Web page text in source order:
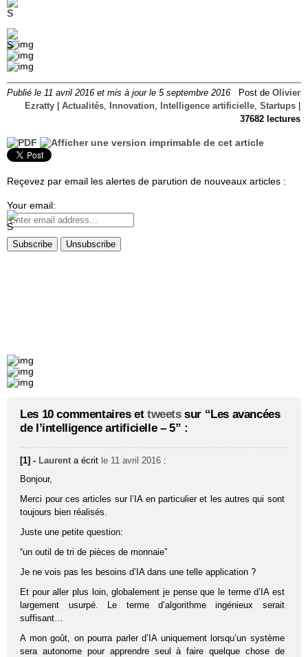
Publié le 11 avril 2016 et mis à jour le 5 septembre 2016 Post de Olivier
Ezratty
Actualités Innovation Intelligence artificielle Startups
37682 lectures
Reçevez par email les alertes de parution de nouveaux articles :
Your email:
Les 10 commentaires et tweetssur “Les avancées
de l’intelligence artificielle – 5” :
[1] - Laurent a écrit le 11 avril 2016 :
Bonjour,
Merci pour ces articles sur l’IA en particulier et les autres qui sont
toujours bien réalisés.
Juste une petite question:
“un outil de tri de pièces de monnaie”
Je ne vois pas les besoins d’IA dans une telle application ?
Et pour aller plus loin, globalement je pense que le terme d’IA est
largement usurpé. Le terme d’algorithme ingénieux serait
suffisant…
A mon goût, on pourra parler d’IA uniquement lorsqu’un système
sera autonome pour apprendre seul à faire quelque chose de